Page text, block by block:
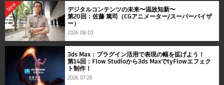
New
デジタルコンテンツの未来〜温故知新〜
第20回：佐藤 篤司（CGアニメーター/スーパーバイザ
ー）
2026.08.03
3ds Max：プラグイン活用で表現の幅を拡げよう！
第14回：Flow Studioから3ds MaxでtyFlowエフェク
ト制作！
2026.07.28